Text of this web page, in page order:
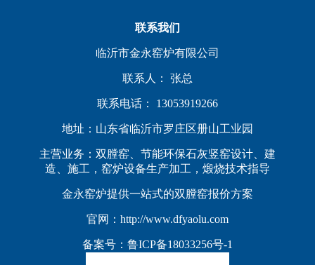
联系我们
临沂市金永窑炉有限公司
联系人： 张总
联系电话： 13053919266
地址：山东省临沂市罗庄区册山工业园
主营业务：双膛窑、节能环保石灰竖窑设计、建
造、施工，窑炉设备生产加工，煅烧技术指导
金永窑炉提供一站式的双膛窑报价方案
官网：http://www.dfyaolu.com
备案号： 鲁ICP备18033256号-1